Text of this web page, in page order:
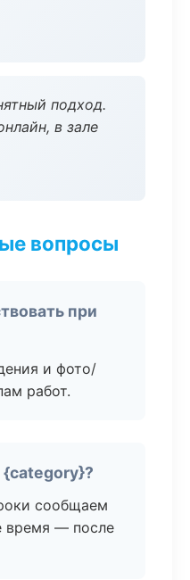
подход.
в зале
вопросы
при
и фото/
работ.
{category}?
сообщаем
время — после